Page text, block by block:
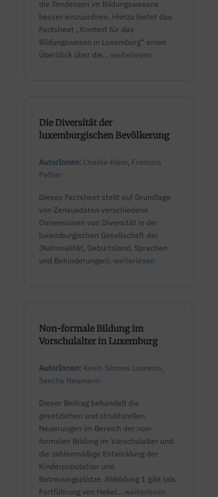
die Tendenzen im Bildungswesens
besser einzuordnen. Hierzu bietet das
Factsheet „Kontext für das
Bildungswesen in Luxemburg“ einen
Überblick über die... weiterlesen
Die Diversität der
luxemburgischen Bevölkerung
AutorInnen: Charlie Klein, Francois
Peltier
Dieses Factsheet stellt auf Grundlage
von Zensusdaten verschiedene
Dimensionen von Diversität in der
luxemburgischen Gesellschaft dar
(Nationalität, Geburtsland, Sprachen
und Behinderungen). weiterlesen
Non-formale Bildung im
Vorschulalter in Luxemburg
AutorInnen: Kevin Simoes Loureiro,
Sascha Neumann
Dieser Beitrag behandelt die
gesetzlichen und strukturellen
Neuerungen im Bereich der non-
formalen Bildung im Vorschulalter und
die zahlenmäßige Entwicklung der
Kinderpopulation und
Betreuungsplätze. Abbildung 1 gibt (als
Fortführung von Hekel... weiterlesen